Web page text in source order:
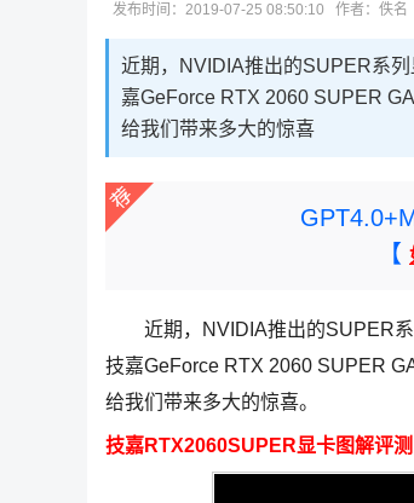
发布时间：2019-07-25 08:50:10 作者：佚名
近期，NVIDIA推出的SUPER系
嘉GeForce RTX 2060 SUPER
给我们带来多大的惊喜
【
近期，NVIDIA推出的SUPER系
技嘉GeForce RTX 2060 SUPER
给我们带来多大的惊喜。
技嘉RTX2060SUPER显卡图解评测